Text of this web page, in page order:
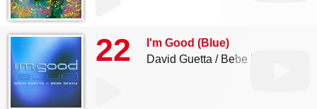
22
I'm Good (Blue)
David Guetta
Bebe Rexha